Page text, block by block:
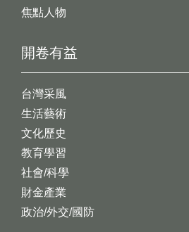
開卷有益
台灣采風
生活藝術
文化歷史
教育學習
社會/科學
財金產業
政治/外交/國防
焦點人物